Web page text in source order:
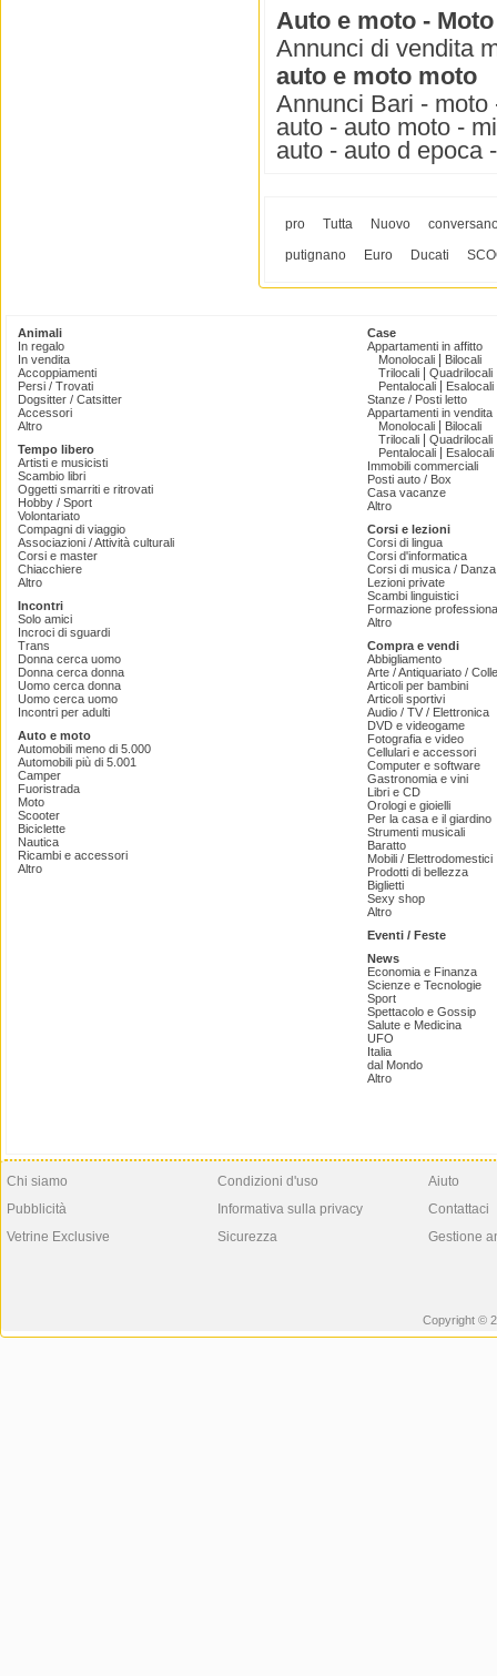
Auto e moto -
Annunci di vendita
auto e moto moto
Annunci Bari - moto
auto - auto moto -
auto - auto d epoca
pro Tutta Nuovo
putignano
Euro Ducati
Animali
In regalo
In vendita
Accoppiamenti
Persi / Trovati
Dogsitter / Catsitter
Accessori
Altro
Tempo libero
Artisti e musicisti
Scambio libri
Oggetti smarriti e ritrovati
Hobby / Sport
Volontariato
Compagni di viaggio
Associazioni / Attività culturali
Corsi e master
Chiacchiere
Altro
Incontri
Solo amici
Incroci di sguardi
Trans
Donna cerca uomo
Donna cerca donna
Uomo cerca donna
Uomo cerca uomo
Incontri per adulti
Auto e moto
Automobili meno di 5.000
Automobili più di 5.001
Camper
Fuoristrada
Moto
Scooter
Biciclette
Nautica
Ricambi e accessori
Altro
Case
Appartamenti in affitto
Monolocali
Bilocali
Trilocali
Quadrilocali
Pentalocali
Esalocali
Stanze / Posti letto
Appartamenti in vendita
Monolocali
Bilocali
Trilocali
Quadrilocali
Pentalocali
Esalocali
Immobili commerciali
Posti auto / Box
Casa vacanze
Altro
Corsi e lezioni
Corsi di lingua
Corsi d'informatica
Corsi di musica /
Lezioni private
Scambi linguistici
Formazione
Altro
Compra e vendi
Abbigliamento
Arte / Antiquariato /
Articoli per bambini
Articoli sportivi
Audio / TV / Elettronica
DVD e videogame
Fotografia e video
Cellulari e accessori
Computer e software
Gastronomia e vini
Libri e CD
Orologi e gioielli
Per la casa e il giardino
Strumenti musicali
Baratto
Mobili / Elettrodomestici
Prodotti di bellezza
Biglietti
Sexy shop
Altro
Eventi / Feste
News
Economia e Finanza
Scienze e Tecnologie
Sport
Spettacolo e Gossip
Salute e Medicina
UFO
Italia
dal Mondo
Altro
Chi siamo
Pubblicità
Vetrine Exclusive
Condizioni d'uso
Informativa sulla privacy
Sicurezza
Aiuto
Contattaci
Gestione
Copyright ©